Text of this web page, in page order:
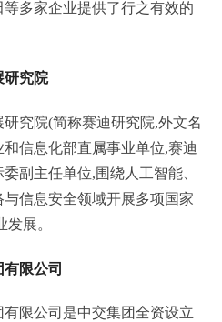
多家企业提供了行之有效的
研究院
究院(简称赛迪研究院,外文名
信息化部直属事业单位,赛迪
副主任单位,围绕人工智能、
信息安全领域开展多项国家
展。
限公司
限公司是中交集团全资设立